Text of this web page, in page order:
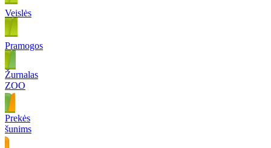
Veislės
Pramogos
Žurnalas
ZOO
Prekės
šunims